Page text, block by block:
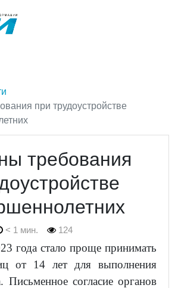
при трудоустройстве
требования
< 1 мин. 124
года стало проще принимать
от 14 лет для выполнения
Письменное согласие органов